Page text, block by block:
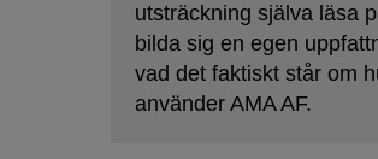
utsträckning själva läsa
bilda sig en egen
vad det faktiskt står om
använder AMA AF.